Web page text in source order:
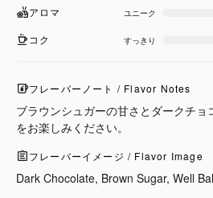
アロマ ユニーク
コク すっきり
フレーバーノート / Flavor Notes
ブラウンシュガーの甘さとダークチ
をお楽しみください。
フレーバーイメージ / Flavor Image
Dark Chocolate, Brown Sugar, Well